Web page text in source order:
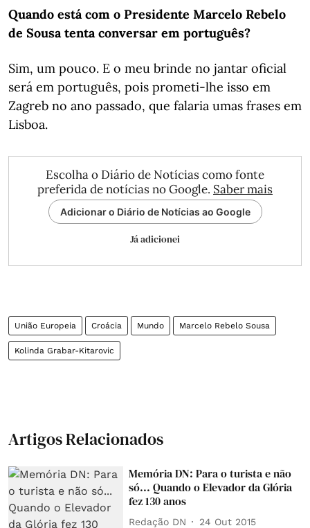
Quando está com o Presidente Marcelo Rebelo
de Sousa tenta conversar em português?
Sim, um pouco. E o meu brinde no jantar oficial
será em português, pois prometi-lhe isso em
Zagreb no ano passado, que falaria umas frases em
Lisboa.
Escolha o Diário de Notícias como fonte
preferida de notícias no Google. Saber mais
Adicionar o Diário de Notícias ao Google
Já adicionei
União Europeia Croácia Mundo Marcelo Rebelo Sousa
Kolinda Grabar-Kitarovic
Artigos Relacionados
Memória DN: Para o turista e não
só... Quando o Elevador da Glória
fez 130 anos
Redação DN 24 Out 2015